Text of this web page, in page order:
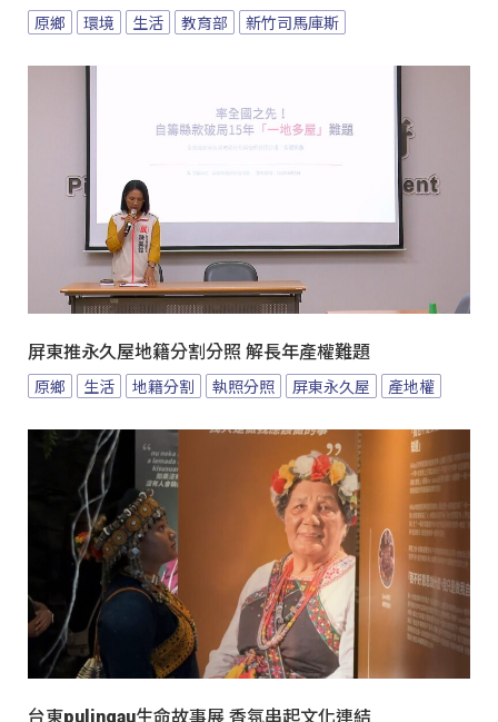
原鄉 環境 生活 教育部 新竹司馬庫斯
屏東推永久屋地籍分割分照 解長年產權難題
原鄉 生活 地籍分割 執照分照 屏東永久屋 產地權
台東pulingau生命故事展 香氛串起文化連結